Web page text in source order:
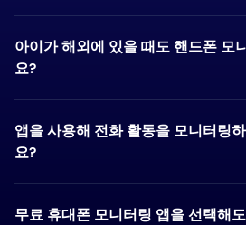
아이가 해외에 있을 때도 핸드폰 모
요?
앱을 사용해 전화 활동을 모니터링
요?
무료 휴대폰 모니터링 앱을 선택해